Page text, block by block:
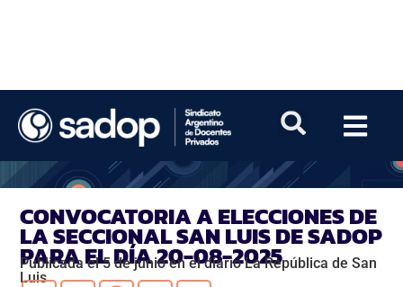
CONVOCATORIA A ELECCIONES DE
LA SECCIONAL SAN LUIS DE SADOP
PARA EL DÍA 20-08-2025
Publicada el 5 de junio en el diario La República de San
Luis